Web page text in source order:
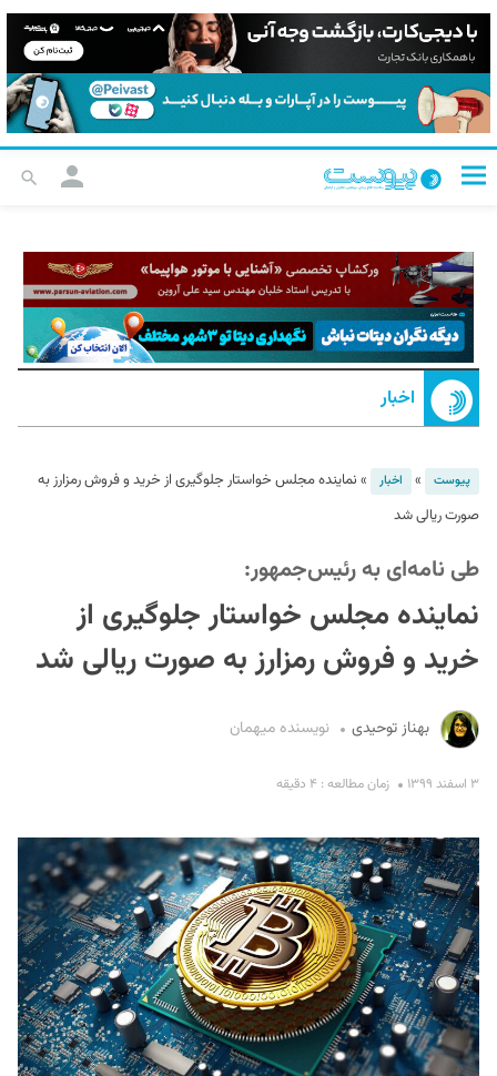
اخبار
پیوست » اخبار » نماینده مجلس خواستار جلوگیری از خرید و فروش رمزارز به
صورت ریالی شد
طی نامه‌ای به رئیس‌جمهور:
نماینده مجلس خواستار جلوگیری از
خرید و فروش رمزارز به صورت ریالی شد
بهناز توحیدی نویسنده میهمان
۳ اسفند ۱۳۹۹ زمان مطالعه : ۴ دقیقه